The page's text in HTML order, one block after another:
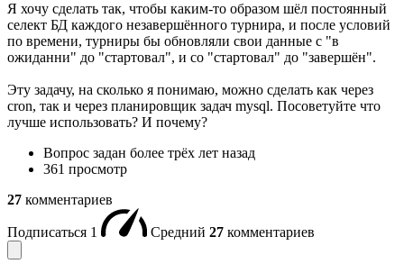
Я хочу сделать так, чтобы каким-то образом шёл постоянный
селект БД каждого незавершённого турнира, и после условий
по времени, турниры бы обновляли свои данные с "в
ожиданни" до "стартовал", и со "стартовал" до "завершён".
Эту задачу, на сколько я понимаю, можно сделать как через
cron, так и через планировщик задач mysql. Посоветуйте что
лучше использовать? И почему?
Вопрос задан более трёх лет назад
361 просмотр
27 комментариев
Подписаться 1 Средний 27 комментариев